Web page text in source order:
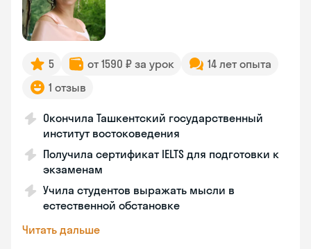
5 от 1590 ₽ за урок
14 лет опыта
1 отзыв
Окончила Ташкентский государственный
институт востоковедения
Получила сертификат IELTS для подготовки к
экзаменам
Учила студентов выражать мысли в
естественной обстановке
Читать дальше